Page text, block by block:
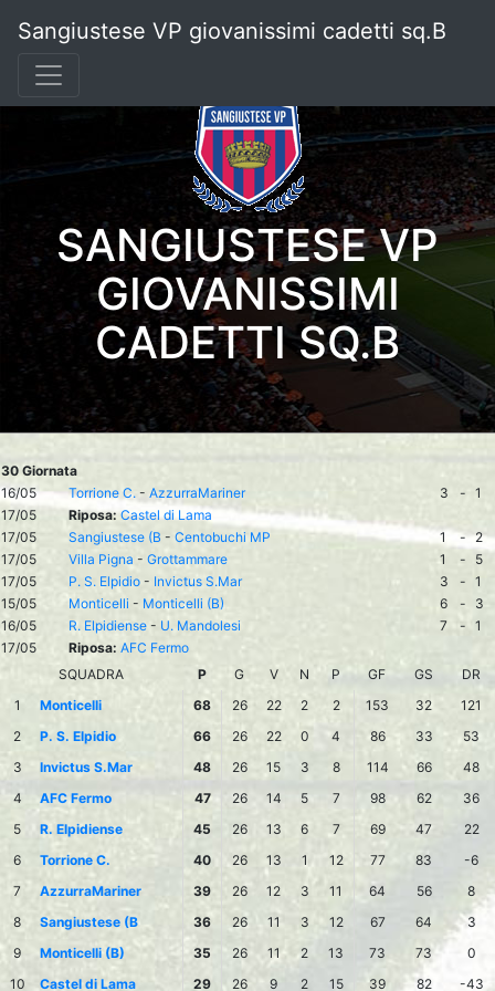
Sangiustese VP giovanissimi cadetti sq.B
SANGIUSTESE VP
GIOVANISSIMI
CADETTI SQ.B
30 Giornata
16/05
Torrione C. - AzzurraMariner 3 - 1
17/05
Riposa: Castel di Lama
17/05
Sangiustese (B - Centobuchi MP 1 - 2
17/05
Villa Pigna - Grottammare 1 -
5
17/05
P. S. Elpidio - Invictus S.Mar 3 - 1
15/05
Monticelli - Monticelli (B) 6 -
3
16/05
R. Elpidiense - U. Mandolesi 7 - 1
17/05
Riposa: AFC Fermo
SQUADRA
P G V N P GF GS
DR
1
Monticelli 68 26 22 2 2 153 32
121
2
P. S. Elpidio 66 26 22 0 4 86 33
53
3
Invictus S.Mar 48 26 15 3 8 114 66
48
4
AFC Fermo 47 26 14 5 7 98 62
36
5
R. Elpidiense 45 26 13 6 7 69 47
22
6
Torrione C. 40 26 13 1 12 77 83
-6
7
AzzurraMariner 39 26 12 3 11 64 56
8
8
Sangiustese (B 36 26 11 3 12 67 64
3
9
Monticelli (B) 35 26 11 2 13 73 73
0
10
Castel di Lama 29 26 9 2 15 39 82 -43